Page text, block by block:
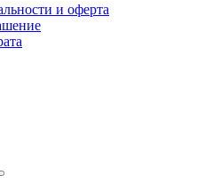
и оферта